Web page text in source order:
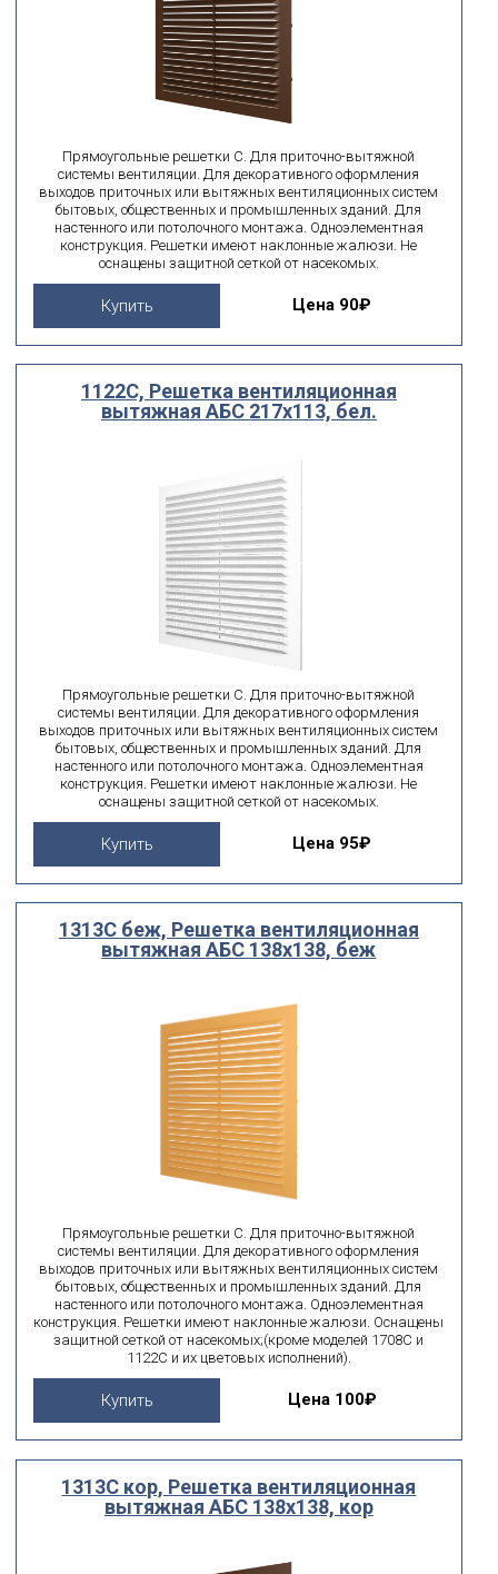
Прямоугольные решетки С. Для приточно-вытяжной
системы вентиляции. Для декоративного оформления
выходов приточных или вытяжных вентиляционных систем
бытовых, общественных и промышленных зданий. Для
настенного или потолочного монтажа. Одноэлементная
конструкция. Решетки имеют наклонные жалюзи. Не
оснащены защитной сеткой от насекомых.
Купить Цена 90₽
1122С, Решетка вентиляционная
вытяжная АБС 217х113, бел.
Прямоугольные решетки С. Для приточно-вытяжной
системы вентиляции. Для декоративного оформления
выходов приточных или вытяжных вентиляционных систем
бытовых, общественных и промышленных зданий. Для
настенного или потолочного монтажа. Одноэлементная
конструкция. Решетки имеют наклонные жалюзи. Не
оснащены защитной сеткой от насекомых.
Купить Цена 95₽
1313С беж, Решетка вентиляционная
вытяжная АБС 138х138, беж
Прямоугольные решетки С. Для приточно-вытяжной
системы вентиляции. Для декоративного оформления
выходов приточных или вытяжных вентиляционных систем
бытовых, общественных и промышленных зданий. Для
настенного или потолочного монтажа. Одноэлементная
конструкция. Решетки имеют наклонные жалюзи. Оснащены
защитной сеткой от насекомых;(кроме моделей 1708С и
1122С и их цветовых исполнений).
Купить Цена100₽
1313С кор, Решетка вентиляционная
вытяжная АБС 138х138, кор